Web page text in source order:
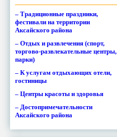
– Традиционные праздники,
фестивали на территории
Аксайского района
– Отдых и развлечения (спорт,
торгово-развлекательные центры,
парки)
– К услугам отдыхающих отели,
гостиницы
– Центры красоты и здоровья
– Достопримечательности
Аксайского района